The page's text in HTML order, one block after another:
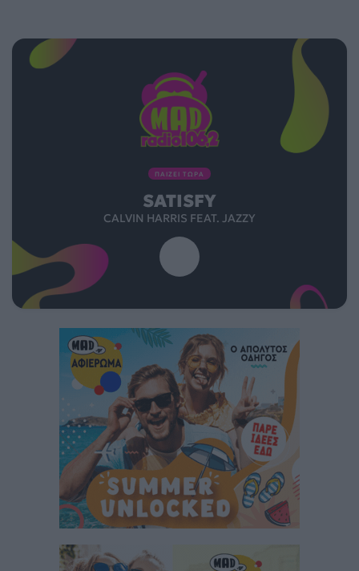
ΠΑΙΖΕΙ ΤΩΡΑ
SATISFY
CALVIN HARRIS FEAT. JAZZY